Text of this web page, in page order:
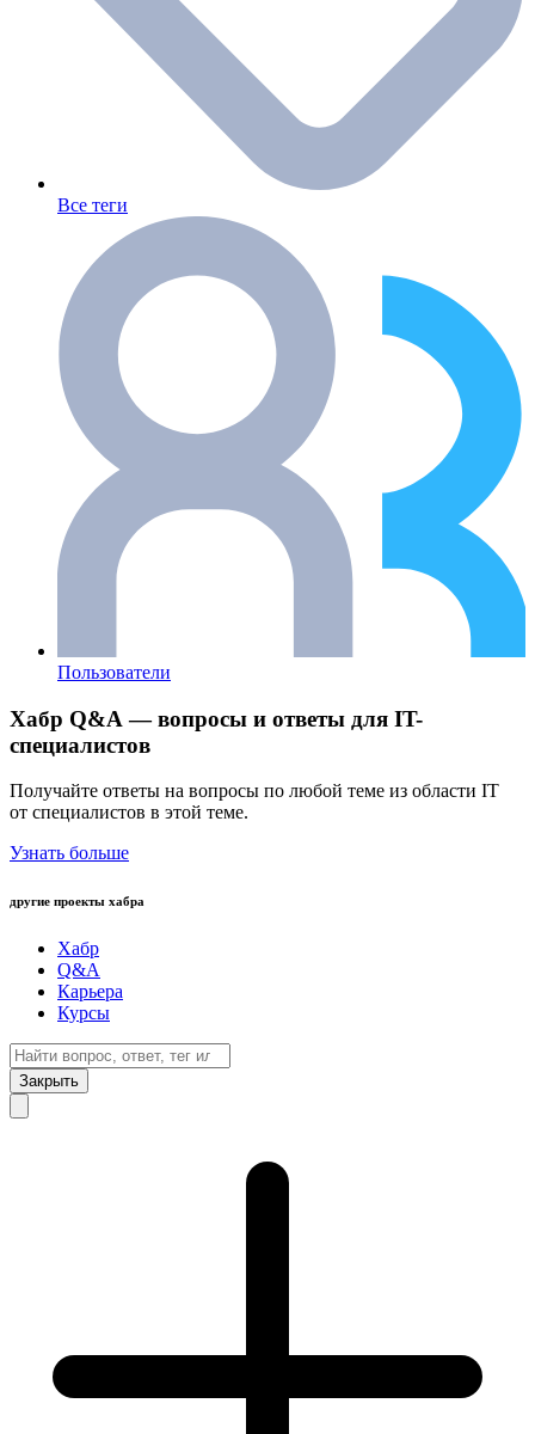
Все теги
Пользователи
Хабр Q&A — вопросы и ответы для IT-
специалистов
Получайте ответы на вопросы по любой теме из области IT
от специалистов в этой теме.
Узнать больше
другие проекты хабра
Хабр
Q&A
Карьера
Курсы
Закрыть